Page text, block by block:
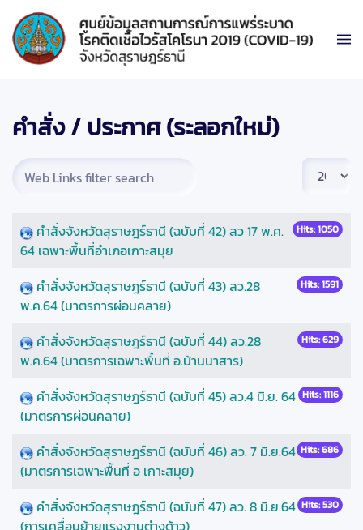
คำสั่ง / ประกาศ (ระลอกใหม่)
Display #
Hits: 1050
คำสั่งจังหวัดสุราษฎร์ธานี (ฉบับที่ 42) ลว 17 พ.ค.
64 เฉพาะพื้นที่อำเภอเกาะสมุย
Hits: 1591
คำสั่งจังหวัดสุราษฎร์ธานี (ฉบับที่ 43) ลว.28
พ.ค.64 (มาตรการผ่อนคลาย)
Hits: 629
คำสั่งจังหวัดสุราษฎร์ธานี (ฉบับที่ 44) ลว.28
พ.ค.64 (มาตรการเฉพาะพื้นที่ อ.บ้านนาสาร)
Hits: 1116
คำสั่งจังหวัดสุราษฎร์ธานี (ฉบับที่ 45) ลว.4 มิ.ย. 64
(มาตรการผ่อนคลาย)
Hits: 686
คำสั่งจังหวัดสุราษฎร์ธานี (ฉบับที่ 46) ลว. 7 มิ.ย.64
(มาตรการเฉพาะพื้นที่ อ เกาะสมุย)
Hits: 530
คำสั่งจังหวัดสุราษฎร์ธานี (ฉบับที่ 47) ลว. 8 มิ.ย.64